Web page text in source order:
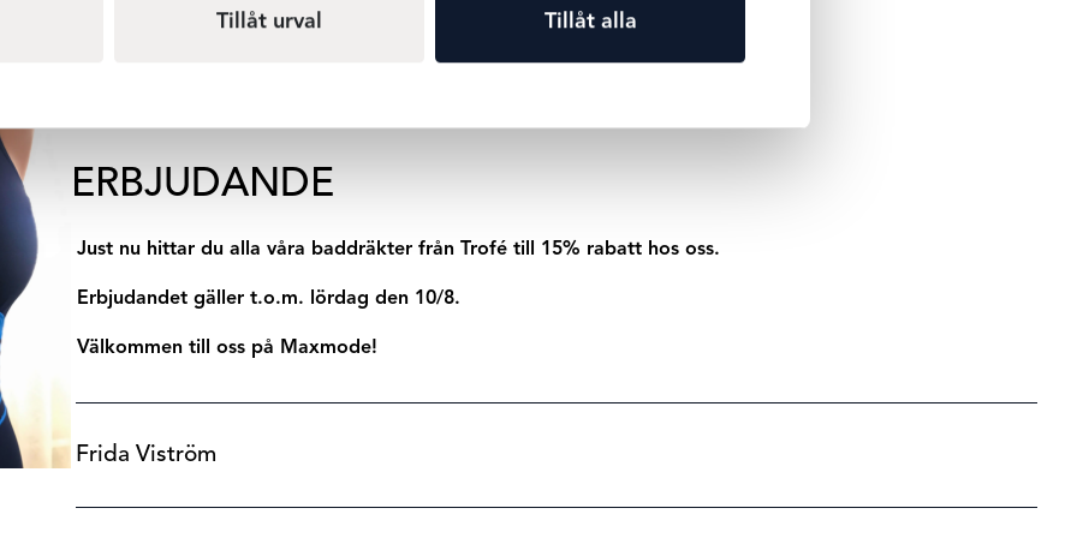
Tillåt urval Tillåt alla
i båda riktningar, se till att baddräkten sitter åt ordentligt då den kan töja sig lite. I
läsa om hur du på bästa sätt tar hand om och tvättar dina badkläder.
ERBJUDANDE
Just nu hittar du alla våra baddräkter från Trofé till 15% rabatt hos oss.
Erbjudandet gäller t.o.m. lördag den 10/8.
Välkommen till oss på Maxmode!
Frida Viström